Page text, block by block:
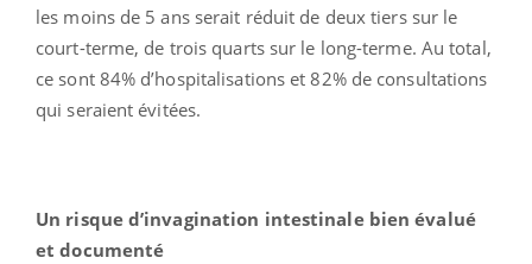
les moins de 5 ans serait réduit de deux tiers sur le
court-terme, de trois quarts sur le long-terme. Au total,
ce sont 84% d’hospitalisations et 82% de consultations
qui seraient évitées.
Un risque d’invagination intestinale bien évalué
et documenté